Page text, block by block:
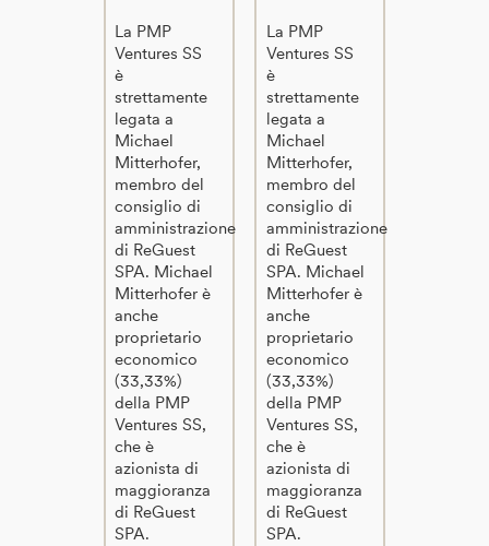
La PMP
Ventures SS
è
strettamente
legata a
Michael
Mitterhofer,
membro del
consiglio di
amministrazione
di ReGuest
SPA. Michael
Mitterhofer è
anche
proprietario
economico
(33,33%)
della PMP
Ventures SS,
che è
azionista di
maggioranza
di ReGuest
SPA.
La PMP
Ventures SS
è
strettamente
legata a
Michael
Mitterhofer,
membro del
consiglio di
amministrazione
di ReGuest
SPA. Michael
Mitterhofer è
anche
proprietario
economico
(33,33%)
della PMP
Ventures SS,
che è
azionista di
maggioranza
di ReGuest
SPA.